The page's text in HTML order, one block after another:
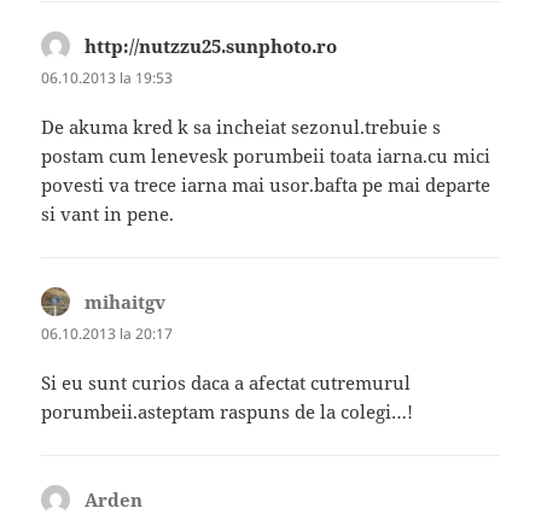
http://nutzzu25.sunphoto.ro
06.10.2013 la 19:53
De akuma kred k sa incheiat sezonul.trebuie s
postam cum lenevesk porumbeii toata iarna.cu mici
povesti va trece iarna mai usor.bafta pe mai departe
si vant in pene.
mihaitgv
06.10.2013 la 20:17
Si eu sunt curios daca a afectat cutremurul
porumbeii.asteptam raspuns de la colegi…!
Arden